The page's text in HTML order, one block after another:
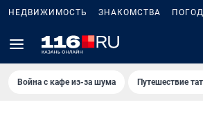
НЕДВИЖИМОСТЬ ЗНАКОМСТВА
Война с кафе из-за шума Путешествие